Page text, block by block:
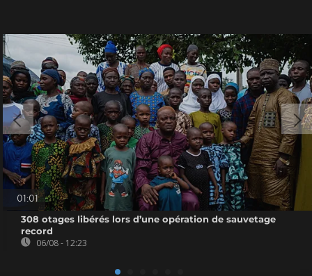
01:01
308 otages libérés lors d’une opération de sauvetage
record
06/08 - 12:23